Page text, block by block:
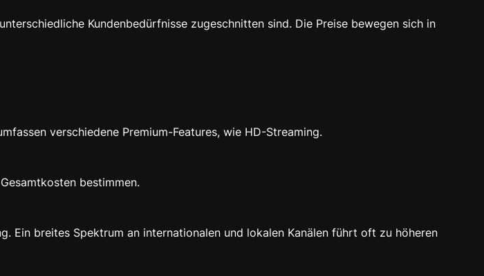
Kundenbedürfnisse zugeschnitten sind. Die Preise bewegen sich in
verschiedene Premium-Features, wie HD-Streaming.
bestimmen.
Ein breites Spektrum an internationalen und lokalen Kanälen führt oft zu höheren